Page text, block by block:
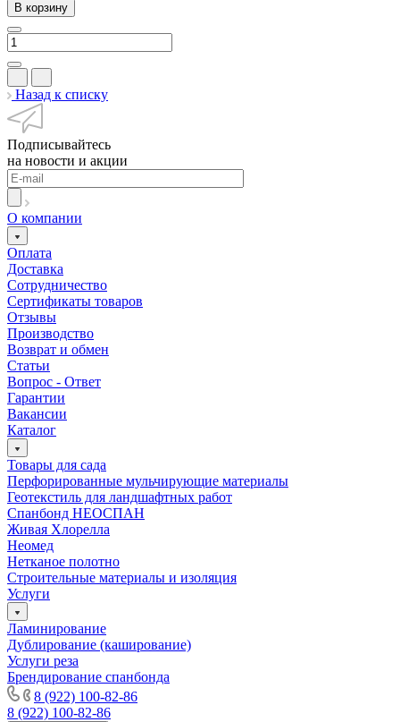
В корзину
Назад к списку
Подписывайтесь
на новости и акции
О компании
Оплата
Доставка
Сотрудничество
Сертификаты товаров
Отзывы
Производство
Возврат и обмен
Статьи
Вопрос - Ответ
Гарантии
Вакансии
Каталог
Товары для сада
Перфорированные мульчирующие материалы
Геотекстиль для ландшафтных работ
Спанбонд НЕОСПАН
Живая Хлорелла
Нeомед
Нетканое полотно
Строительные материалы и изоляция
Услуги
Ламинирование
Дублирование (каширование)
Услуги реза
Брендирование спанбонда
8 (922) 100-82-86
8 (922) 100-82-86